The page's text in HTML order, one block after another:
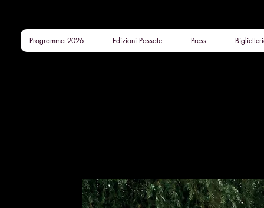
Programma 2026 Edizioni Passate Press